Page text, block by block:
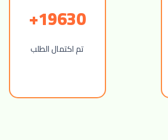
19630+
تم اكتمال الطلب